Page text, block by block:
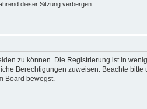
dieser Sitzung verbergen
zu können. Die Registrierung ist in
Berechtigungen zuweisen. Beachte
Board bewegst.